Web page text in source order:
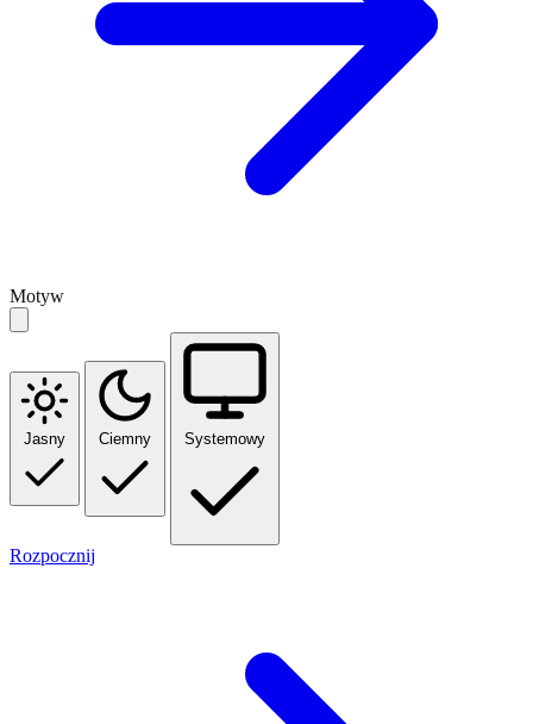
Motyw
Jasny Ciemny Systemowy
Rozpocznij